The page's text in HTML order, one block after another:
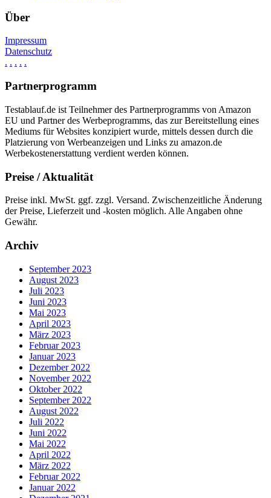
Über
Impressum
Datenschutz
. . . . .
Partnerprogramm
Testablauf.de ist Teilnehmer des Partnerprogramms von Amazon
EU und Partner des Werbeprogramms, das zur Bereitstellung eines
Mediums für Websites konzipiert wurde, mittels dessen durch die
Platzierung von Werbeanzeigen und Links zu amazon.de
Werbekostenerstattung verdient werden können.
Preise / Aktualität
Preise inkl. MwSt. ggf. zzgl. Versand. Zwischenzeitliche Änderung
der Preise, Lieferzeit und -kosten möglich. Alle Angaben ohne
Gewähr.
Archiv
September 2023
August 2023
Juli 2023
Juni 2023
Mai 2023
April 2023
März 2023
Februar 2023
Januar 2023
Dezember 2022
November 2022
Oktober 2022
September 2022
August 2022
Juli 2022
Juni 2022
Mai 2022
April 2022
März 2022
Februar 2022
Januar 2022